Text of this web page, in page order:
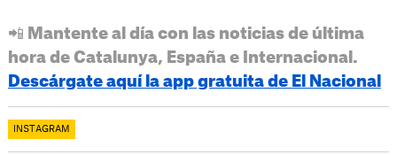
📲 Mantente al día con las noticias de última
hora de Catalunya, España e Internacional.
Descárgate aquí la app gratuita de El Nacional
INSTAGRAM